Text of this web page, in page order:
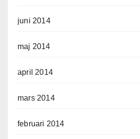
juni 2014
maj 2014
april 2014
mars 2014
februari 2014